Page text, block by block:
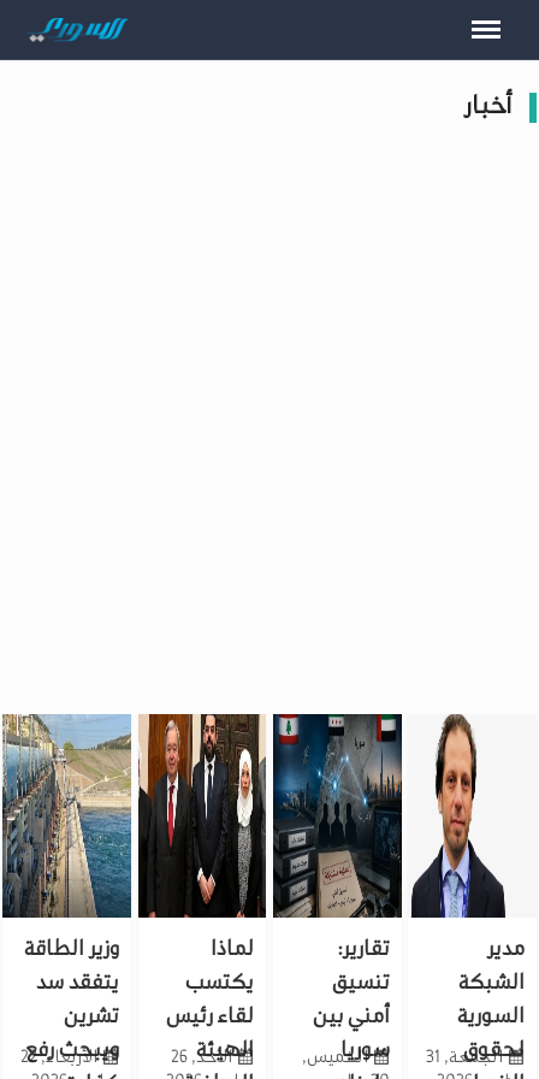
أخبار
مدير
الشبكة
السورية
لحقوق
الجمعة, 31
تقارير:
تنسيق
أمني بين
سوريا
الخميس,
لماذا
يكتسب
لقاء رئيس
الهيئة الأحد, 26
وزير الطاقة
يتفقد سد
تشرين
ويبحث رفع
الأربعاء, 22